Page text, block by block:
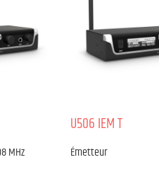
MHz
U506 IEM T
Émetteur